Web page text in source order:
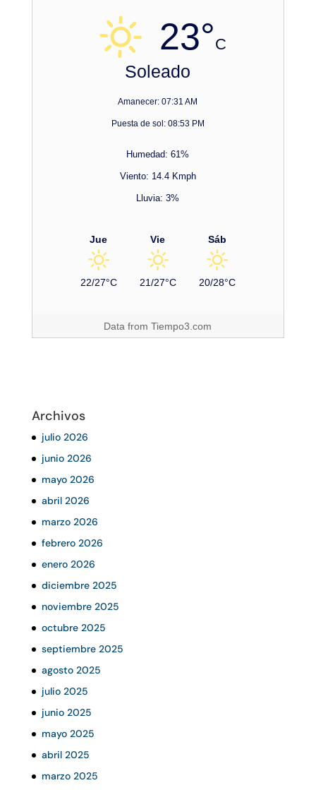
23°C
Soleado
Amanecer: 07:31 AM
Puesta de sol: 08:53 PM
Humedad: 61%
Viento: 14.4 Kmph
Lluvia: 3%
Jue
22/27°C
Vie
21/27°C
Sáb
20/28°C
Data fromTiempo3.com
Archivos
julio 2026
junio 2026
mayo 2026
abril 2026
marzo 2026
febrero 2026
enero 2026
diciembre 2025
noviembre 2025
octubre 2025
septiembre 2025
agosto 2025
julio 2025
junio 2025
mayo 2025
abril 2025
marzo 2025